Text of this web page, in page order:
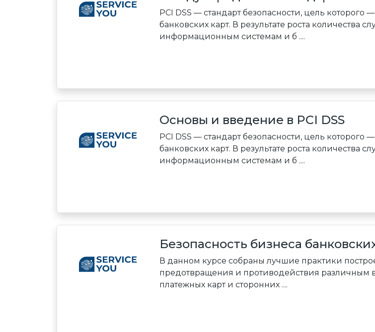
PCI DSS — стандарт безопасности, цель
банковских карт. В результате роста количества
информационным системам и б ....
Основы и введение в PCI DSS
PCI DSS — стандарт безопасности, цель
банковских карт. В результате роста количества
информационным системам и б ....
Безопасность бизнеса
В данном курсе собраны лучшие практики
предотвращения и противодействия различным
платежных карт и сторонних ....